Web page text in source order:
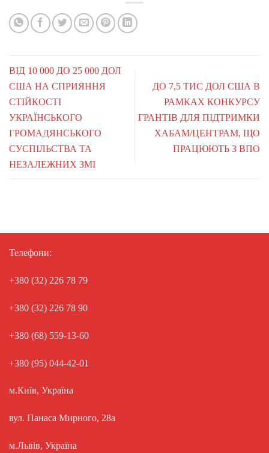
ВІД 10 000 ДО 25 000 ДОЛ
США НА СПРИЯННЯ
СТІЙКОСТІ
УКРАЇНСЬКОГО
ГРОМАДЯНСЬКОГО
СУСПІЛЬСТВА ТА
НЕЗАЛЕЖНИХ ЗМІ
ДО 7,5 ТИС ДОЛ США В
РАМКАХ КОНКУРСУ
ГРАНТІВ ДЛЯ ПІДТРИМКИ
ХАБАМ/ЦЕНТРАМ, ЩО
ПРАЦЮЮТЬ З ВПО
Телефони:
+380 (32) 226 78 79
+380 (32) 226 78 90
+380 (68) 559-13-60
+380 (95) 044-42-01
м.Київ, Україна
вул. Панаса Мирного, 28а
м.Львів, Україна